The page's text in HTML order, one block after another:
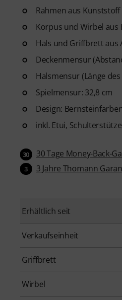
Rahmen aus Kunststoff
Korpus und Wirbel aus
Hals und Griffbrett aus
Deckenmensur
Halsmensur (Länge
Spielmensur: 32,8 cm
Design:
inkl. Etui,
30 30 Tage Money-Back-
3 3 Jahre Thomann
Erhältlich seit
Verkaufseinheit
Griffbrett
Wirbel